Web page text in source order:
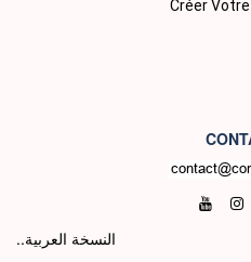
Créer
..النسخة العربية